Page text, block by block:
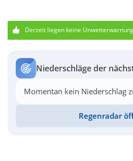
Derzeit liegen keine
Niederschläge der
Momentan kein Niederschlag
Regenradar